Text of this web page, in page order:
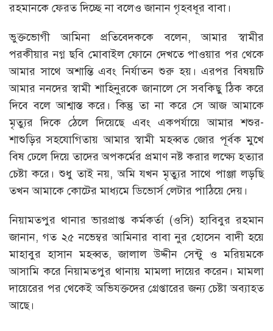
রহমানকে ফেরত দিচ্ছে না বলেও জানান গৃহবধূর বাবা।
ভুক্তভোগী আমিনা প্রতিবেদককে বলেন, আমার স্বামীর
পরকীয়ার নগ্ন ছবি মোবাইল ফোনে দেখতে পাওয়ার পর থেকে
আমার সাথে অশান্তি এবং নির্যাতন শুরু হয়। এরপর বিষয়টি
আমার ননদের স্বামী শাহিনুরকে জানালে সে সবকিছু ঠিক করে
দিবে বলে আশ্বাস্ত করে। কিন্তু তা না করে সে আজ আমাকে
মৃত্যুর দিকে ঠেলে দিয়েছে এবং একপর্যায়ে আমার শশুর-
শাশুড়ির সহযোগিতায় আমার স্বামী মহব্বত জোর পূর্বক মুখে
বিষ ঢেলে দিয়ে তাদের অপকর্মের প্রমাণ নষ্ট করার লক্ষ্যে হত্যার
চেষ্টা করে। শুধু তাই নয়, অমি যখন মৃত্যুর সাথে পাঞ্জা লড়ছি
তখন আমাকে কোটের মাধ্যমে ডিভোর্স লেটার পাঠিয়ে দেয়।
নিয়ামতপুর থানার ভারপ্রাপ্ত কর্মকর্তা (ওসি) হাবিবুর রহমান
জানান, গত ২৫ নভেম্বর আমিনার বাবা নুর হোসেন বাদী হয়ে
মাহাবুর হাসান মহব্বত, জালাল উদ্দীন সেন্টু ও মরিয়মকে
আসামি করে নিয়ামতপুর থানায় মামলা দায়ের করেন। মামলা
দায়েরের পর থেকেই অভিয্ক্তদের গ্রেপ্তারের জন্য চেষ্টা অব্যাহত
আছে।